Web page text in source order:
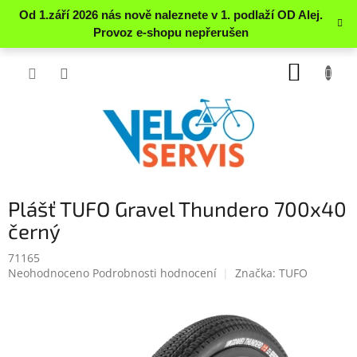
Přejít
Plášť TUFO Gravel Thundero 700x40
černý
71165
Průměrné
Neohodnoceno Podrobnosti hodnocení Značka: TUFO